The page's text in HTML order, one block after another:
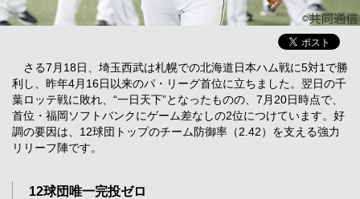
さる7月18日、埼玉西武は札幌での北海道日本ハム戦に5対1で勝
利し、昨年4月16日以来のパ・リーグ首位に立ちました。翌日の千
葉ロッテ戦に敗れ、“一日天下”となったものの、7月20日時点で、
首位・福岡ソフトバンクにゲーム差なしの2位につけています。好
調の要因は、12球団トップのチーム防御率（2.42）を支える強力
リリーフ陣です。
12球団唯一完投ゼロ